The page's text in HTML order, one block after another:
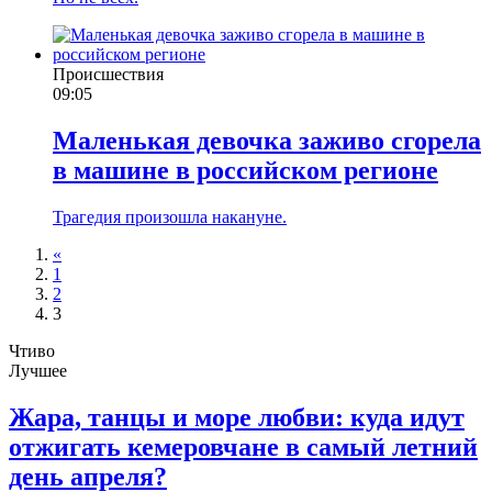
Происшествия
09:05
Маленькая девочка заживо сгорела
в машине в российском регионе
Трагедия произошла накануне.
«
1
2
3
Чтиво
Лучшее
Жара, танцы и море любви: куда идут
отжигать кемеровчане в самый летний
день апреля?